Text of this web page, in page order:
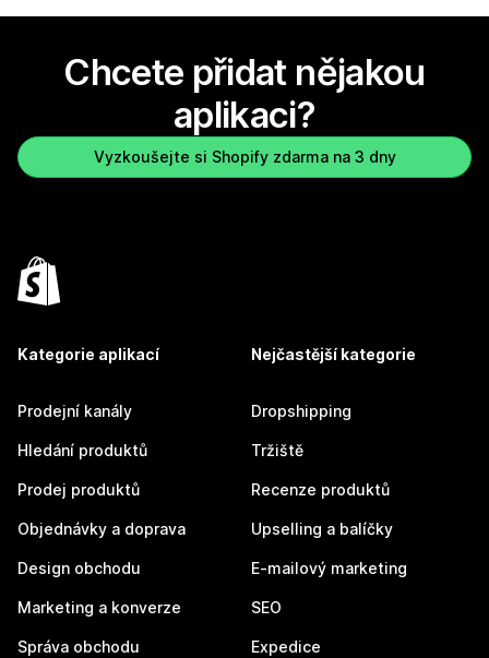
Chcete přidat nějakou
aplikaci?
Vyzkoušejte si Shopify zdarma na 3 dny
Kategorie aplikací
Prodejní kanály
Hledání produktů
Prodej produktů
Objednávky a doprava
Design obchodu
Marketing a konverze
Správa obchodu
Nejčastější kategorie
Dropshipping
Tržiště
Recenze produktů
Upselling a balíčky
E-mailový marketing
SEO
Expedice